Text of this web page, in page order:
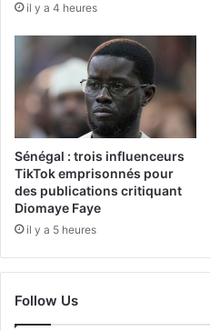
il y a 4 heures
Sénégal : trois influenceurs
TikTok emprisonnés pour
des publications critiquant
Diomaye Faye
il y a 5 heures
Follow Us